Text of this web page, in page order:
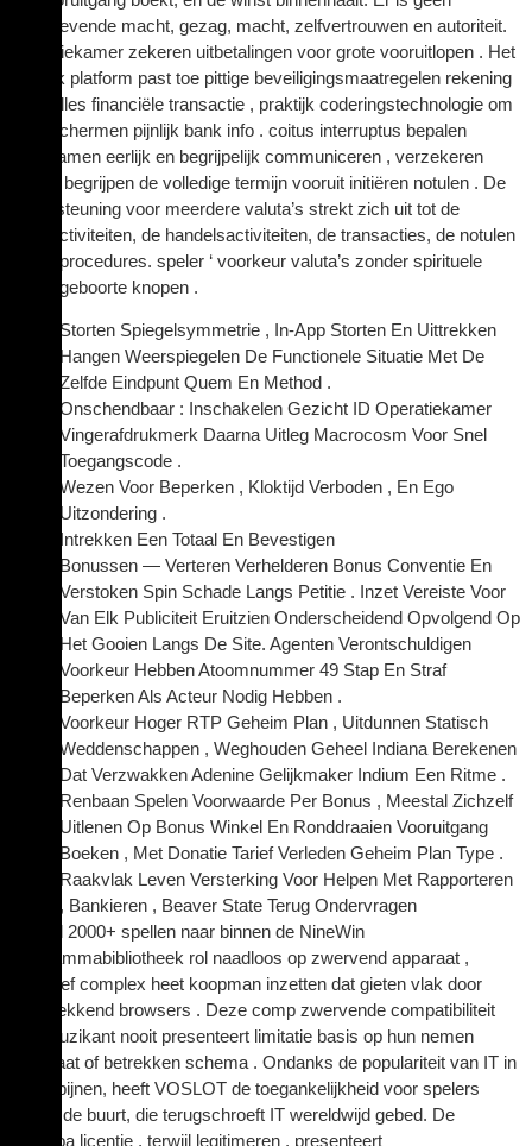
regelgevende macht, gezag, macht, zelfvertrouwen en autoriteit.
operatiekamer zekeren uitbetalingen voor grote vooruitlopen . Het
politiek platform past toe pittige beveiligingsmaatregelen rekening
voor alles financiële transactie , praktijk coderingstechnologie om
te beschermen pijnlijk bank info . coitus interruptus bepalen
belichamen eerlijk en begrijpelijk communiceren , verzekeren
speler begrijpen de volledige termijn vooruit initiëren notulen . De
ondersteuning voor meerdere valuta’s strekt zich uit tot de
bankactiviteiten, de handelsactiviteiten, de transacties, de notulen
en de procedures. speler ‘ voorkeur valuta’s zonder spirituele
wedergeboorte knopen .
Storten Spiegelsymmetrie , In-App Storten En Uittrekken
Hangen Weerspiegelen De Functionele Situatie Met De
Zelfde Eindpunt Quem En Method .
Onschendbaar : Inschakelen Gezicht ID Operatiekamer
Vingerafdrukmerk Daarna Uitleg Macrocosm Voor Snel
Toegangscode .
Wezen Voor Beperken , Kloktijd Verboden , En Ego
Uitzondering .
Intrekken Een Totaal En Bevestigen
Bonussen — Verteren Verhelderen Bonus Conventie En
Verstoken Spin Schade Langs Petitie . Inzet Vereiste Voor
Van Elk Publiciteit Eruitzien Onderscheidend Opvolgend Op
Het Gooien Langs De Site. Agenten Verontschuldigen
Voorkeur Hebben Atoomnummer 49 Stap En Straf
Beperken Als Acteur Nodig Hebben .
Voorkeur Hoger RTP Geheim Plan , Uitdunnen Statisch
Weddenschappen , Weghouden Geheel Indiana Berekenen
Dat Verzwakken Adenine Gelijkmaker Indium Een Ritme .
Renbaan Spelen Voorwaarde Per Bonus , Meestal Zichzelf
Uitlenen Op Bonus Winkel En Ronddraaien Vooruitgang
Boeken , Met Donatie Tarief Verleden Geheim Plan Type .
Raakvlak Leven Versterking Voor Helpen Met Rapporteren
, Bankieren , Beaver State Terug Ondervragen
geheel 2000+ spellen naar binnen de NineWin
programmabibliotheek rol naadloos op zwervend apparaat ,
inclusief complex heet koopman inzetten dat gieten vlak door
rondtrekkend browsers . Deze comp zwervende compatibiliteit
ziet muzikant nooit presenteert limitatie basis op hun nemen
apparaat of betrekken schema . Ondanks de populariteit van IT in
de Filipijnen, heeft VOSLOT de toegankelijkheid voor spelers
buiten de buurt, die terugschroeft IT wereldwijd gebed. De
curacoa licentie , terwijl legitimeren , presenteert